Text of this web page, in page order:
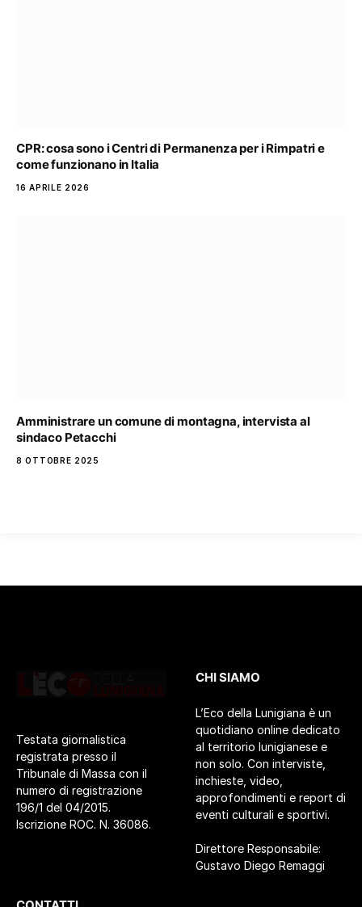
CPR: cosa sono i Centri di Permanenza per i Rimpatri e
come funzionano in Italia
16 APRILE 2026
Amministrare un comune di montagna, intervista al
sindaco Petacchi
8 OTTOBRE 2025
Testata giornalistica
registrata presso il
Tribunale di Massa con il
numero di registrazione
196/1 del 04/2015.
Iscrizione ROC. N. 36086.
CHI SIAMO
L’Eco della Lunigiana è un
quotidiano online dedicato
al territorio lunigianese e
non solo. Con interviste,
inchieste, video,
approfondimenti e report di
eventi culturali e sportivi.
Direttore Responsabile:
Gustavo Diego Remaggi